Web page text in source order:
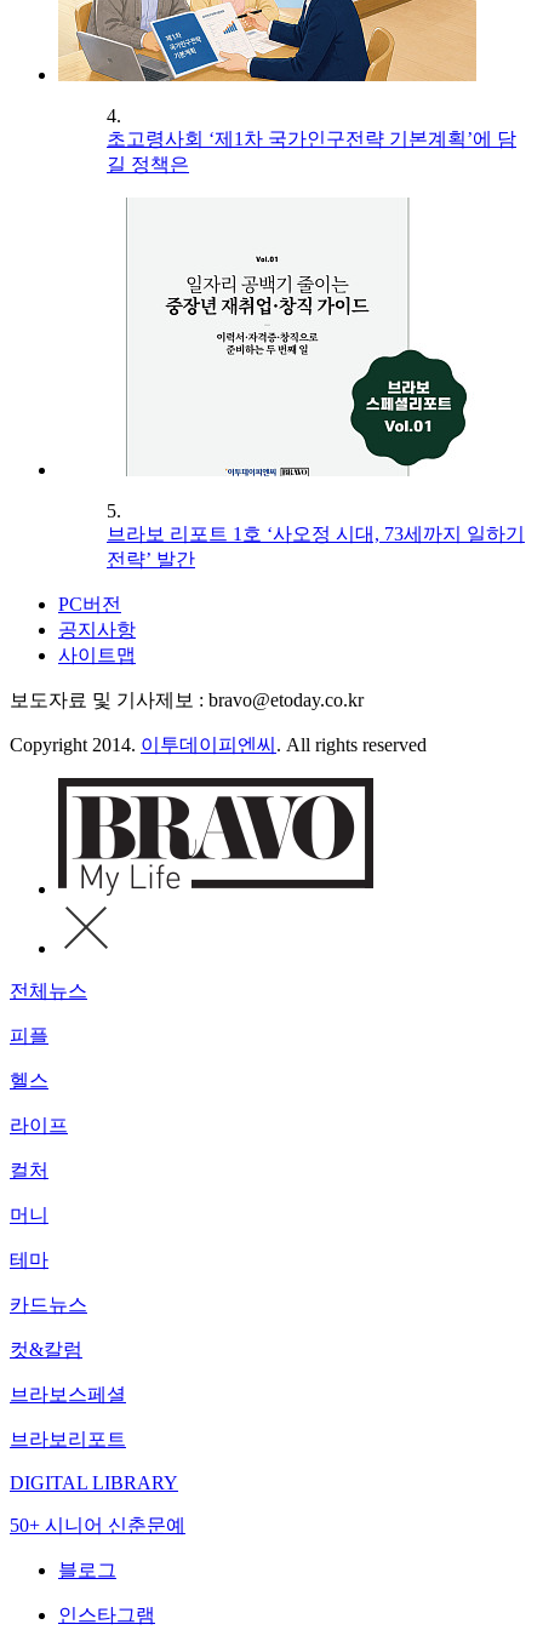
4.
초고령사회 ‘제1차 국가인구전략 기본계획’에 담
길 정책은
5.
브라보 리포트 1호 ‘사오정 시대, 73세까지 일하기
전략’ 발간
PC버전
공지사항
사이트맵
보도자료 및 기사제보 : bravo@etoday.co.kr
Copyright 2014. 이투데이피엔씨 . All rights reserved
전체뉴스
피플
헬스
라이프
컬처
머니
테마
카드뉴스
컷&칼럼
브라보스페셜
브라보리포트
DIGITAL LIBRARY
50+ 시니어 신춘문예
블로그
인스타그램